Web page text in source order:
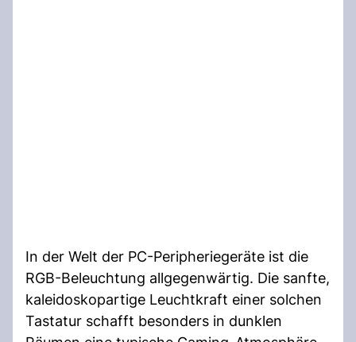
In der Welt der PC-Peripheriegeräte ist die
RGB-Beleuchtung allgegenwärtig. Die sanfte,
kaleidoskopartige Leuchtkraft einer solchen
Tastatur schafft besonders in dunklen